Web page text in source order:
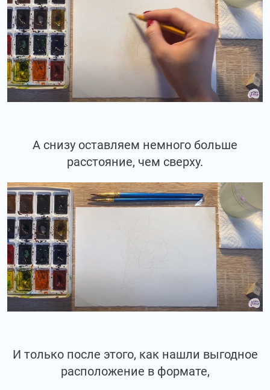
А снизу оставляем немного больше
расстояние, чем сверху.
И только после этого, как нашли выгодное
расположение в формате,